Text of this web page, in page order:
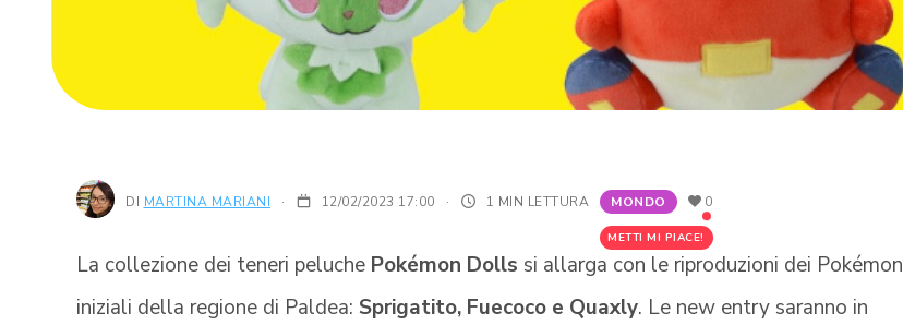
DI MARTINA MARIANI 12/02/2023 17:00 · 1 MIN LETTURA MONDO
METTI MI PIACE!
0
La collezione dei teneri peluche Pokémon Dolls si allarga con le riproduzioni dei Pokémon
iniziali della regione di Paldea: Sprigatito, Fuecoco e Quaxly. Le new entry saranno in